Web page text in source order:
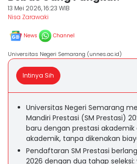
13 Mei 2026, 16:23 WIB
Nisa Zarawaki
News Channel
Universitas Negeri Semarang (unnes.ac.id)
Intinya Sih
Universitas Negeri Semarang
Mandiri Prestasi (SM Prestasi)
baru dengan prestasi
akademik, tanpa dikenakan
Pendaftaran SM Prestasi
2026 dengan dua tahap